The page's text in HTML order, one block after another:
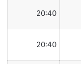
20:40
20:40